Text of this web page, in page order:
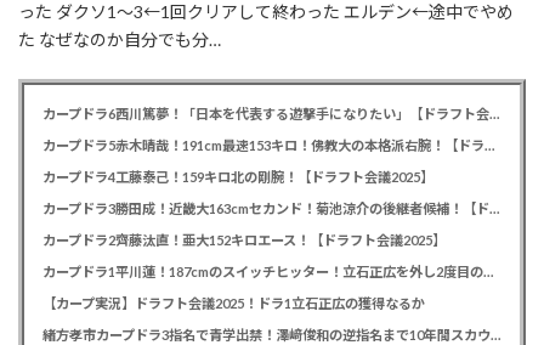
った ダクソ1～3←1回クリアして終わった エルデン←途中でやめ
た なぜなのか自分でも分…
カープドラ6西川篤夢！「日本を代表する遊撃手になりたい」【ドラフト会議2025】
カープドラ5赤木晴哉！191cm最速153キロ！佛教大の本格派右腕！【ドラフト会議2025】
カープドラ4工藤泰己！159キロ北の剛腕！【ドラフト会議2025】
カープドラ3勝田成！近畿大163cmセカンド！菊池涼介の後継者候補！【ドラフト会議2025】
カープドラ2齊藤汰直！亜大152キロエース！【ドラフト会議2025】
カープドラ1平川蓮！187cmのスイッチヒッター！立石正広を外し2度目の重複も新井監督がクジを引き当てる！【ドラフト会議2025】
【カープ実況】ドラフト会議2025！ドラ1立石正広の獲得なるか
緒方孝市カープドラ3指名で青学出禁！澤﨑俊和の逆指名まで10年間スカウト出禁